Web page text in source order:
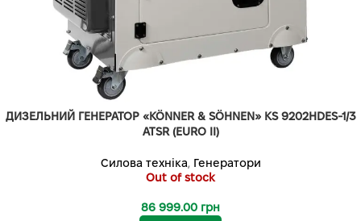
ДИЗЕЛЬНИЙ ГЕНЕРАТОР «KÖNNER & SÖHNEN» KS 9202HDES-1/3
ATSR (EURO II)
Силова техніка, Генератори
Out of stock
86 999.00 грн